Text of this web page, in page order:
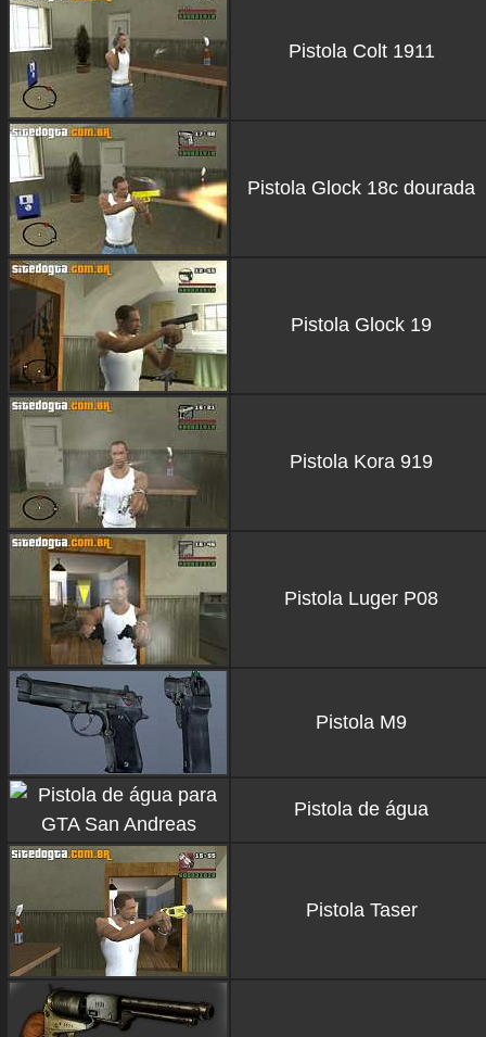
Pistola Colt 1911
Pistola Glock 18c dourada
Pistola Glock 19
Pistola Kora 919
Pistola Luger P08
Pistola M9
Pistola de água
Pistola Taser